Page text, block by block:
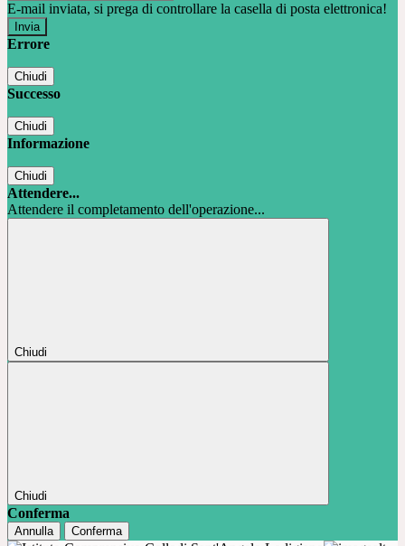
E-mail inviata, si prega di controllare la casella di posta elettronica!
Errore
Chiudi
Successo
Chiudi
Informazione
Chiudi
Attendere...
Attendere il completamento dell'operazione...
Chiudi
Chiudi
Conferma
Annulla Conferma